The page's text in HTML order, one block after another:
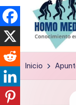
contenido
H
o
Guías
Inicio